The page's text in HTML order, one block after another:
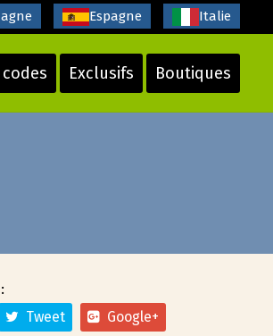
Exclusifs Boutiques
Espagne Italie
Tweet Google+